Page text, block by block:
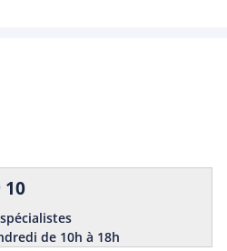
10
de 10h à 18h